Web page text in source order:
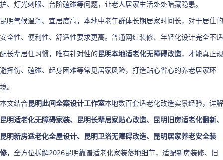
护、灯光刺眼、台阶磕碰等问题，让老人居家生活处处暗藏隐患。
昆明气候温润、宜居度高，本地中老年群体长期居家时间长，对于居住的
安全性、便利性、舒适性要求更高。普通网红装修、年轻化设计完全不适
配长辈居住习惯，唯有针对性的昆明本地适老化无障碍改造，才能真正规
避摔伤、磕碰、起身困难等常见居家风险，打造贴心省心的养老居家环
境。
本文结合昆明此间全案设计工作室本地数百套适老化改造实景经验，详解
昆明适老化无障碍家装、昆明长辈居家贴心改造、昆明旧房适老化翻新、
昆明新房适老化全屋设计、昆明卫浴无障碍改造、昆明居家养老安全装
修，全方位拆解2026昆明靠谱适老化家装落地细节，适配新房装修、旧